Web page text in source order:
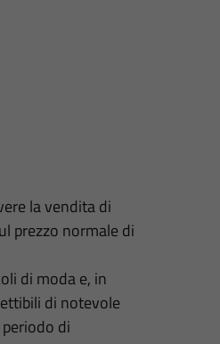
la vendita di
prezzo normale di
di moda e, in
di notevole
di